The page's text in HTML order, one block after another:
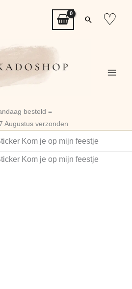
Zoeken
♡
besteld =
Augustus verzonden
Kom je op mijn feestje
Kom je op mijn feestje